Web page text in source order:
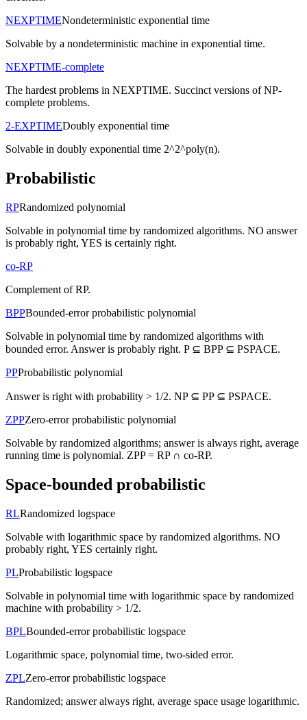
NEXPTIMENondeterministic exponential time
Solvable by a nondeterministic machine in exponential time.
NEXPTIME-complete
The hardest problems in NEXPTIME. Succinct versions of NP-
complete problems.
2-EXPTIMEDoubly exponential time
Solvable in doubly exponential time 2^2^poly(n).
Probabilistic
RPRandomized polynomial
Solvable in polynomial time by randomized algorithms. NO answer
is probably right, YES is certainly right.
co-RP
Complement of RP.
BPPBounded-error probabilistic polynomial
Solvable in polynomial time by randomized algorithms with
bounded error. Answer is probably right. P ⊆ BPP ⊆ PSPACE.
PPProbabilistic polynomial
Answer is right with probability > 1/2. NP ⊆ PP ⊆ PSPACE.
ZPPZero-error probabilistic polynomial
Solvable by randomized algorithms; answer is always right, average
running time is polynomial. ZPP = RP ∩ co-RP.
Space-bounded probabilistic
RLRandomized logspace
Solvable with logarithmic space by randomized algorithms. NO
probably right, YES certainly right.
PLProbabilistic logspace
Solvable in polynomial time with logarithmic space by randomized
machine with probability > 1/2.
BPLBounded-error probabilistic logspace
Logarithmic space, polynomial time, two-sided error.
ZPLZero-error probabilistic logspace
Randomized; answer always right, average space usage logarithmic.